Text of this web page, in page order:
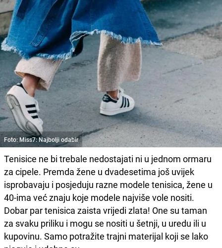
Foto: Miss7: Najbolji odabir
Tenisice ne bi trebale nedostajati ni u jednom ormaru
za cipele. Premda žene u dvadesetima još uvijek
isprobavaju i posjeduju razne modele tenisica, žene u
40-ima već znaju koje modele najviše vole nositi.
Dobar par tenisica zaista vrijedi zlata! One su taman
za svaku priliku i mogu se nositi u šetnji, u uredu ili u
kupovinu. Samo potražite trajni materijal koji se lako